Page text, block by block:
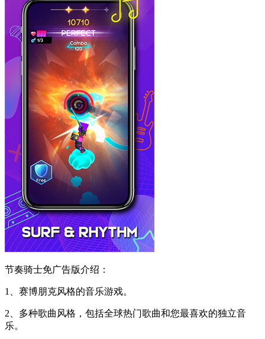
节奏骑士免广告版介绍：
1、赛博朋克风格的音乐游戏。
2、多种歌曲风格，包括全球热门歌曲和您最喜欢的独立音
乐。